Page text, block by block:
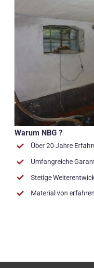
Warum NBG ?
Über 20 Jahre
Umfangreiche
Stetige
Material von